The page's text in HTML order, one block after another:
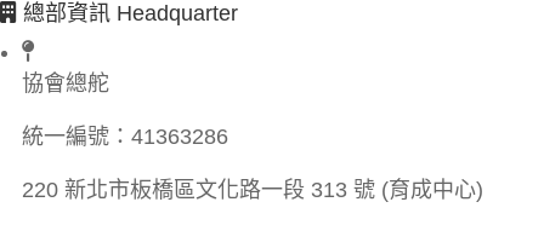
總部資訊 Headquarter
協會總舵
統一編號： 41363286
220 新北市板橋區文化路一段 313 號 (育成中心)